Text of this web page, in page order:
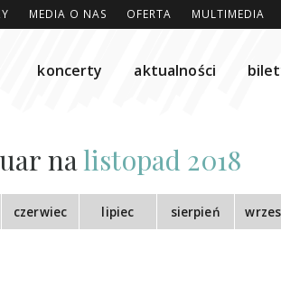
MEDIA O NAS OFERTA MULTIMEDIA
koncerty aktualności
nalistopad 2018
czerwiec lipiec sierpień